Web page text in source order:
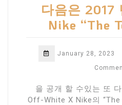
다음은 2017
Nike “The
January 28, 2023
을 공개 할 수있는 또
Off-White X Nike의 “The